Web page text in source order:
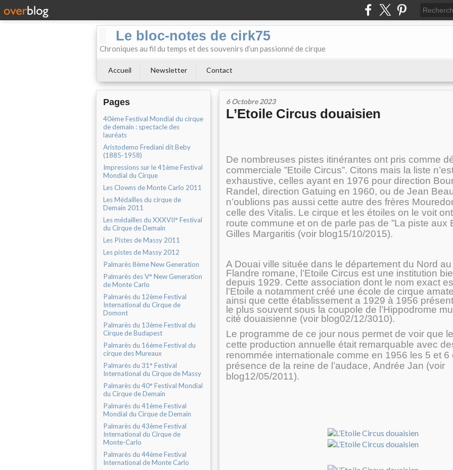
Le bloc-notes de cirk75
Chroniques au fil du temps et des souvenirs d’un passionné de cirque
Accueil Newsletter Contact
Pages
40ème Festival Mondial du cirque
de demain : spectacle des
lauréats
Aristodemo Frediani dit Beby
(1885-1958)
Impressions sur le 41ème Festival
Mondial du Cirque
Les Clowns de Monte Carlo 2011
Les Médailles du cirque de
Demain 2011
Les médailles du XXXVII° Festival
du Cirque de Demain
Les Pistes de Massy 2011
Les pistes de Massy 2012
Palmarès 8ème New Generation
Palmarès des V° New Generation
de Monte Carlo
Palmarès du 12ème Festival
International du Cirque de
Domont
Palmarès du 13ème Festival du
Cirque de Budapest
Palmarès du 16ème Festival du
cirque des Mureaux
Palmarès du 31° Festival
International du Cirque de Massy
Palmarès du 40° Festival Mondial
du Cirque de Demain
Palmarès du 41ème Festival
Mondial du Cirque de Demain
Palmarès du 43ème Festival
International du Cirque de
Monte-Carlo
Palmarès du 44ème Festival
International de Monte Carlo
6 Octobre 2023
L’Etoile Circus douaisien
De nombreuses pistes itinérantes ont pris comme
commerciale ”Etoile Circus”. Citons mais la liste
exhaustive, celles ayant en 1976 pour direction
Randel, direction Gatuing en 1960, ou de Jean
n’oublions pas aussi cette autre des frères
celle des Vitalis. Le cirque et les étoiles on le voit
route commune et on de parle pas de ”La piste aux
Gilles Margaritis (voir blog15/10/2015).
A Douai ville située dans le département du Nord
Flandre romane, l’Etoile Circus est une institution
depuis 1929. Cette association dont le nom exact
l’Etoile a notamment créé une école de cirque
ainsi que cette établissement a 1929 à 1956
le plus souvent sous la coupole de l’Hippodrome
cité douaisienne (voir blog02/12/3010).
Le programme de ce jour nous permet de voir que
cette production annuelle était remarquable avec
renommée internationale comme en 1956 les 5 et 6
présence de la reine de l’audace, Andrée Jan (voir
blog12/05/2011).